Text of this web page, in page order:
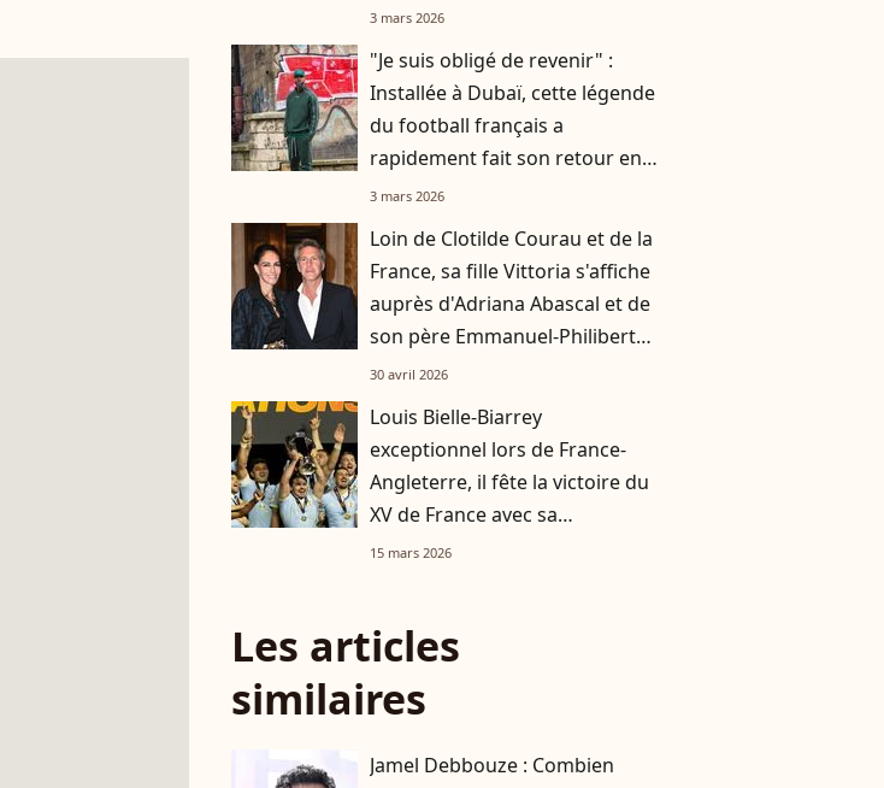
3 mars 2026
"Je suis obligé de revenir" :
Installée à Dubaï, cette légende
du football français a
rapidement fait son retour en
France
3 mars 2026
Loin de Clotilde Courau et de la
France, sa fille Vittoria s'affiche
auprès d'Adriana Abascal et de
son père Emmanuel-Philibert
de Savoie
30 avril 2026
Louis Bielle-Biarrey
exceptionnel lors de France-
Angleterre, il fête la victoire du
XV de France avec sa
compagne Chiara
15 mars 2026
Les articles
similaires
Jamel Debbouze : Combien